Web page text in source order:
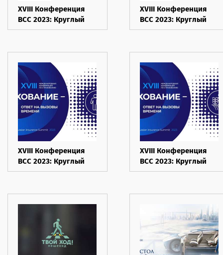
XVIII Конференция
ВСС 2023: Круглый
стол 5.
XVIII Конференция
ВСС 2023: Круглый
стол 4. ОСАГО
XVIII Конференция
ВСС 2023: Круглый
стол 2. Страхование
XVIII Конференция
ВСС 2023: Круглый
стол 1.